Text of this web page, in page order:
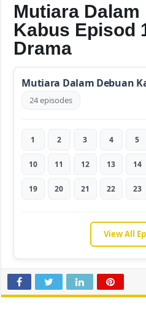
Mutiara Dalam
Kabus Episod
Drama
Mutiara Dalam Debuan
24 episodes
1 2 3 4 5
10 11 12 13 14
19 20 21 22 23
View All